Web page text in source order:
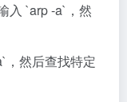
入 `arp -a`，然
，然后查找特定